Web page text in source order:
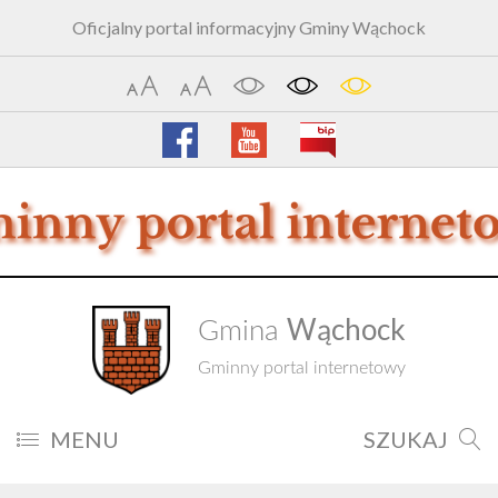
Oficjalny portal informacyjny Gminy Wąchock
Gmina Wąchock
Gminny portal internetowy
MENU SZUKAJ